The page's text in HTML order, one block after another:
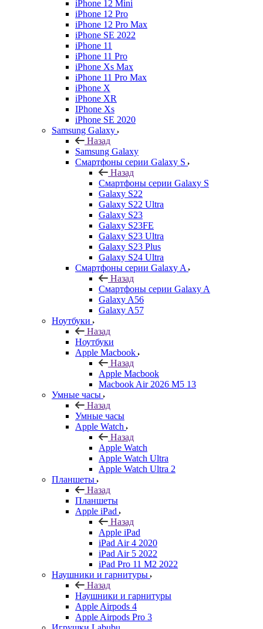
iPhone 12 Mini
iPhone 12 Pro
iPhone 12 Pro Max
iPhone SE 2022
iPhone 11
iPhone 11 Pro
iPhone Xs Max
iPhone 11 Pro Max
iPhone X
iPhone XR
IPhone Xs
iPhone SE 2020
Samsung Galaxy
Назад
Samsung Galaxy
Смартфоны серии Galaxy S
Назад
Смартфоны серии Galaxy S
Galaxy S22
Galaxy S22 Ultra
Galaxy S23
Galaxy S23FE
Galaxy S23 Ultra
Galaxy S23 Plus
Galaxy S24 Ultra
Смартфоны серии Galaxy A
Назад
Смартфоны серии Galaxy A
Galaxy A56
Galaxy A57
Ноутбуки
Назад
Ноутбуки
Apple Macbook
Назад
Apple Macbook
Macbook Air 2026 M5 13
Умные часы
Назад
Умные часы
Apple Watch
Назад
Apple Watch
Apple Watch Ultra
Apple Watch Ultra 2
Планшеты
Назад
Планшеты
Apple iPad
Назад
Apple iPad
iPad Air 4 2020
iPad Air 5 2022
iPad Pro 11 M2 2022
Наушники и гарнитуры
Назад
Наушники и гарнитуры
Apple Airpods 4
Apple Airpods Pro 3